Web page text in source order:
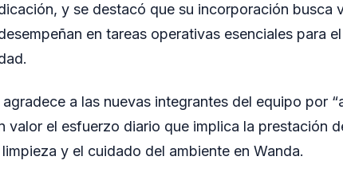
y se destacó que su incorporación busca
en tareas operativas esenciales para
a las nuevas integrantes del equipo por
valor el esfuerzo diario que implica la prestación
y el cuidado del ambiente en Wanda.